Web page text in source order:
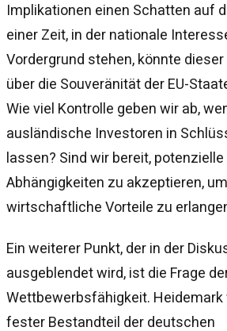
Implikationen einen Schatten auf
einer Zeit, in der nationale
Vordergrund stehen, könnte dieser
über die Souveränität der EU-
Wie viel Kontrolle geben wir ab,
ausländische Investoren in
lassen? Sind wir bereit,
Abhängigkeiten zu akzeptieren,
wirtschaftliche Vorteile zu
Ein weiterer Punkt, der in der
ausgeblendet wird, ist die Frage
Wettbewerbsfähigkeit. Heidemark
fester Bestandteil der deutschen